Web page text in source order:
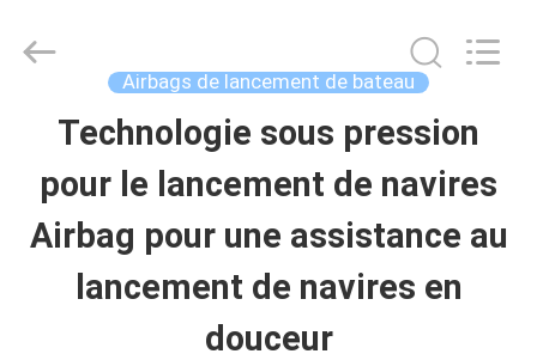
MAISON
PRODUITS
Rubber
Airbags de lancement de bateau
Technologie sous pression
pour le lancement de navires
Airbag pour une assistance au
lancement de navires en
douceur